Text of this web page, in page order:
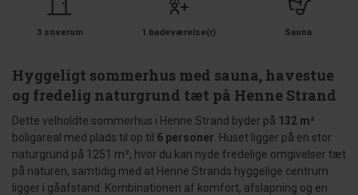
3 soverum 1 badeværelse(r) Sauna
Hyggeligt sommerhus med sauna, havestue
og fredelig naturgrund tæt på Henne Strand
Dette velholdte sommerhus i Henne Strand byder på 132 m²
boligareal med plads til op til 6 personer . Huset ligger på en stor
naturgrund på 1251 m², hvor du kan nyde fredelige omgivelser tæt
på naturen, samtidig med at Henne Strands hyggelige centrum
ligger i gåafstand. Kombinationen af komfort, afslapning og en